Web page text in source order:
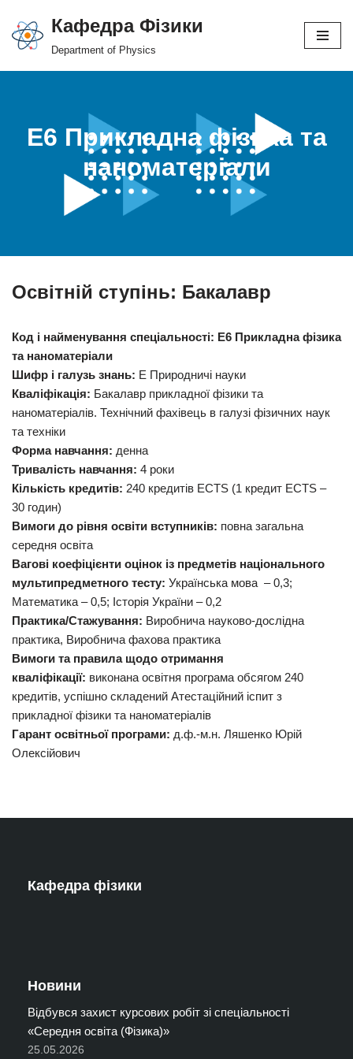
Перейти
Кафедра Фізики
Department of Physics
Е6 Прикладна фізика та
наноматеріали
Освітній ступінь: Бакалавр
Код і найменування спеціальності: Е6 Прикладна фізика
та наноматеріали
Шифр і галузь знань: Е Природничі науки
Кваліфікація: Бакалавр прикладної фізики та
наноматеріалів. Технічний фахівець в галузі фізичних наук
та техніки
Форма навчання: денна
Тривалість навчання: 4 роки
Кількість кредитів: 240 кредитів ECTS (1 кредит ЕСТS –
30 годин)
Вимоги до рівня освіти вступників: повна загальна
середня освіта
Вагові коефіцієнти оцінок із предметів національного
мультипредметного тесту: Українська мова – 0,3;
Математика – 0,5; Історія України – 0,2
Практика/Стажування: Виробнича науково-дослідна
практика, Виробнича фахова практика
Вимоги та правила щодо отримання
кваліфікації: виконана освітня програма обсягом 240
кредитів, успішно складений Атестаційний іспит з
прикладної фізики та наноматеріалів
Гарант освітньої програми: д.ф.-м.н. Ляшенко Юрій
Олексійович
Кафедра фізики
Новини
Відбувся захист курсових робіт зі спеціальності
«Середня освіта (Фізика)»
25.05.2026